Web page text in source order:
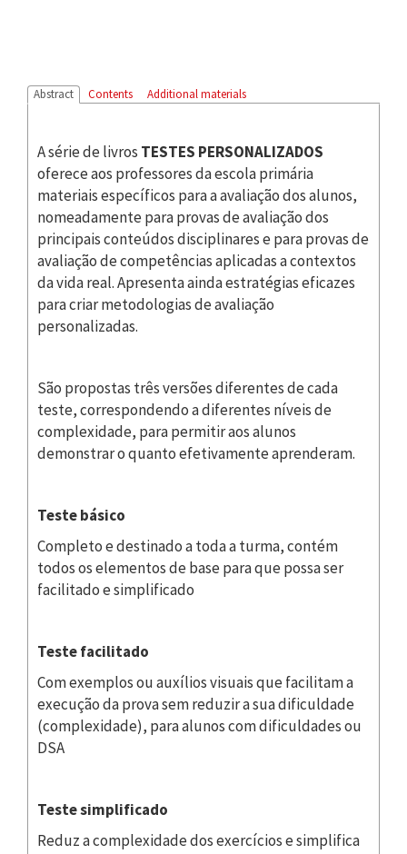
Abstract Contents Additional materials
A série de livros TESTES PERSONALIZADOS
oferece aos professores da escola primária
materiais específicos para a avaliação dos alunos,
nomeadamente para provas de avaliação dos
principais conteúdos disciplinares e para provas de
avaliação de competências aplicadas a contextos
da vida real. Apresenta ainda estratégias eficazes
para criar metodologias de avaliação
personalizadas.
São propostas três versões diferentes de cada
teste, correspondendo a diferentes níveis de
complexidade, para permitir aos alunos
demonstrar o quanto efetivamente aprenderam.
Teste básico
Completo e destinado a toda a turma, contém
todos os elementos de base para que possa ser
facilitado e simplificado
Teste facilitado
Com exemplos ou auxílios visuais que facilitam a
execução da prova sem reduzir a sua dificuldade
(complexidade), para alunos com dificuldades ou
DSA
Teste simplificado
Reduz a complexidade dos exercícios e simplifica